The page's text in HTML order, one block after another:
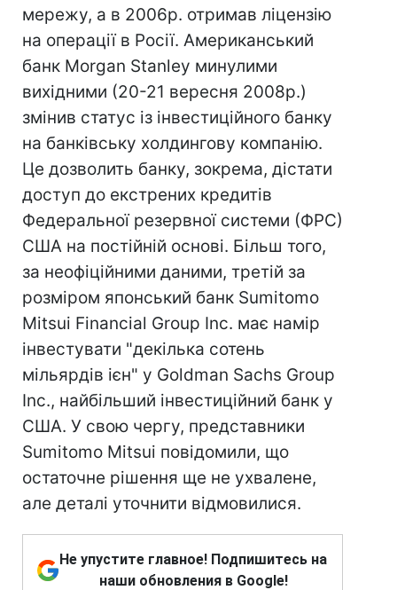
мережу, а в 2006р. отримав ліцензію
на операції в Росії. Американський
банк Morgan Stanley минулими
вихідними (20-21 вересня 2008р.)
змінив статус із інвестиційного банку
на банківську холдингову компанію.
Це дозволить банку, зокрема, дістати
доступ до екстрених кредитів
Федеральної резервної системи (ФРС)
США на постійній основі. Більш того,
за неофіційними даними, третій за
розміром японський банк Sumitomo
Mitsui Financial Group Inc. має намір
інвестувати "декілька сотень
мільярдів ієн" у Goldman Sachs Group
Inc., найбільший інвестиційний банк у
США. У свою чергу, представники
Sumitomo Mitsui повідомили, що
остаточне рішення ще не ухвалене,
але деталі уточнити відмовилися.
Не упустите главное! Подпишитесь на
наши обновления в Google!